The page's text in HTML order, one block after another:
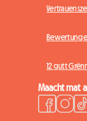
12 gutt
Maacht mat